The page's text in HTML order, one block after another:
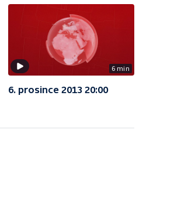
6 min
6. prosince 2013 20:00